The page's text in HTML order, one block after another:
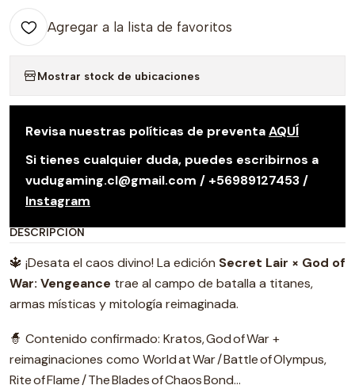
Agregar a la lista de favoritos
Mostrar stock de ubicaciones
Revisa nuestras políticas de preventaAQUÍ
Si tienes cualquier duda, puedes escribirnos a
vudugaming.cl@gmail.com / +56989127453 /
Instagram
DESCRIPCIÓN
🔱 ¡Desata el caos divino! La edición Secret Lair × God of
War: Vengeance trae al campo de batalla a titanes,
armas místicas y mitología reimaginada.
🧙 Contenido confirmado: Kratos, God of War +
reimaginaciones como World at War / Battle of Olympus,
Rite of Flame / The Blades of Chaos Bond…